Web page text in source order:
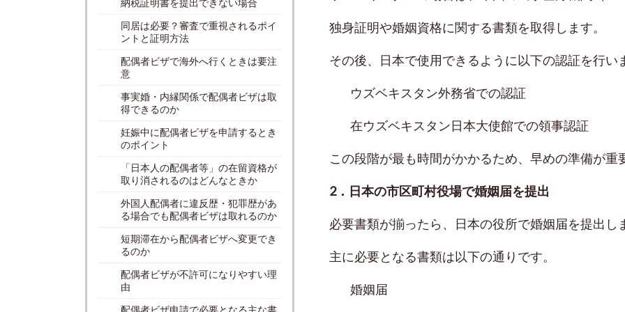
独身証明や婚姻資格に関する書類を取得します。
その後、日本で使用できるように以下の認証を行い
ウズベキスタン外務省での認証
在ウズベキスタン日本大使館での領事認証
この段階が最も時間がかかるため、早めの準備が重
2．日本の市区町村役場で婚姻届を提出
必要書類が揃ったら、日本の役所で婚姻届を提出し
主に必要となる書類は以下の通りです。
婚姻届
納税証明書を提出できない場合
同居は必要？審査で重視されるポイ
ントと証明方法
配偶者ビザで海外へ行くときは要注
意
事実婚・内縁関係で配偶者ビザは取
得できるのか
妊娠中に配偶者ビザを申請するとき
のポイント
「日本人の配偶者等」の在留資格が
取り消されるのはどんなときか
外国人配偶者に違反歴・犯罪歴があ
る場合でも配偶者ビザは取れるのか
短期滞在から配偶者ビザへ変更でき
るのか
配偶者ビザが不許可になりやすい理
由